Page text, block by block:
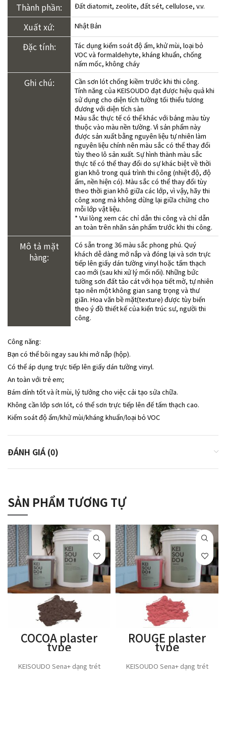
Thành phần: Đất diatomit, zeolite, đất sét, cellulose, v.v.
Xuất xứ: Nhật Bản
Đặc tính:
Tác dụng kiểm soát độ ẩm, khử mùi, loại bỏ
VOC và formaldehyte, kháng khuẩn, chống
nấm mốc, không cháy
Ghi chú:
Cần sơn lót chống kiềm trước khi thi công.
Tính năng của KEISOUDO đạt được hiệu quả khi
sử dụng cho diện tích tường tối thiểu tương
đương với diện tích sàn
Màu sắc thực tế có thể khác với bảng màu tùy
thuộc vào màu nền tường. Vì sản phẩm này
được sản xuất bằng nguyên liệu tự nhiên làm
nguyên liệu chính nên màu sắc có thể thay đổi
tùy theo lô sản xuất. Sự hình thành màu sắc
thực tế có thể thay đổi do sự khác biệt về thời
gian khô trong quá trình thi công (nhiệt độ, độ
ẩm, nền hiện có). Màu sắc có thể thay đổi tùy
theo thời gian khô giữa các lớp, vì vậy, hãy thi
công xong mà không dừng lại giữa chừng cho
mỗi lớp vật liệu.
* Vui lòng xem các chỉ dẫn thi công và chỉ dẫn
an toàn trên nhãn sản phẩm trước khi thi công.
Mô tả mặt
hàng:
Có sẵn trong 36 màu sắc phong phú. Quý
khách dễ dàng mở nắp và đóng lại và sơn trực
tiếp lên giấy dán tường vinyl hoặc tấm thạch
cao mới (sau khi xử lý mối nối). Những bức
tường sơn đất tảo cát với họa tiết mờ, tự nhiên
tạo nên một không gian sang trọng và thư
giãn. Hoa văn bề mặt(texture) được tùy biến
theo ý đồ thiết kế của kiến trúc sư, người thi
công.
Công năng:
Bạn có thể bôi ngay sau khi mở nắp (hộp).
Có thể áp dụng trực tiếp lên giấy dán tường vinyl.
An toàn với trẻ em;
Bám dính tốt và ít mùi, lý tưởng cho việc cải tạo sửa chữa.
Không cần lớp sơn lót, có thể sơn trực tiếp lên đế tấm thạch cao.
Kiểm soát độ ẩm/khử mùi/kháng khuẩn/loại bỏ VOC
ĐÁNH GIÁ (0)
SẢN PHẨM TƯƠNG TỰ
COCOA plaster
type
KEISOUDO Sena+ dạng trét
ROUGE plaster
type
KEISOUDO Sena+ dạng trét